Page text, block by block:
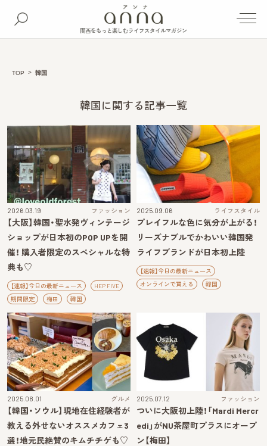
関西をもっと楽しむライフスタイルマガジン
TOP 韓国
韓国に関する記事一覧
2026.03.19 ファッション
【大阪】韓国・聖水発ヴィンテージ
ショップが日本初のPOP UPを開
催！ 購入者限定のスペシャルな特
典も♡
【速報】今日の最新ニュース
HEP FIVE
期間限定
梅田 韓国
2025.09.06 ライフスタイル
プレイフルな色に気分が上がる！
リーズナブルでかわいい韓国発
ライフブランドが日本初上陸
【速報】今日の最新ニュース
オンラインで買える
韓国
2025.08.01 グルメ
【韓国・ソウル】現地在住経験者が
教える外せないオススメカフェ3
選！地元民絶賛のキムチチゲも♡
2025.07.12 ファッション
ついに大阪初上陸！「Mardi Mercr
edi」がNU茶屋町プラスにオープ
ン【梅田】